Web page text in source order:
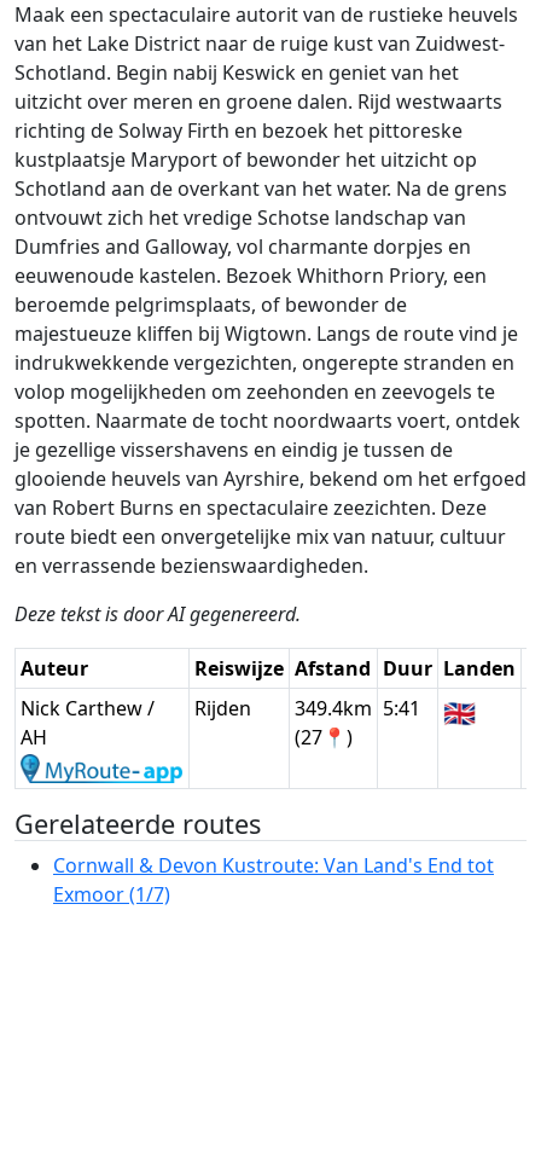
Maak een spectaculaire autorit van de rustieke heuvels
van het Lake District naar de ruige kust van Zuidwest-
Schotland. Begin nabij Keswick en geniet van het
uitzicht over meren en groene dalen. Rijd westwaarts
richting de Solway Firth en bezoek het pittoreske
kustplaatsje Maryport of bewonder het uitzicht op
Schotland aan de overkant van het water. Na de grens
ontvouwt zich het vredige Schotse landschap van
Dumfries and Galloway, vol charmante dorpjes en
eeuwenoude kastelen. Bezoek Whithorn Priory, een
beroemde pelgrimsplaats, of bewonder de
majestueuze kliffen bij Wigtown. Langs de route vind je
indrukwekkende vergezichten, ongerepte stranden en
volop mogelijkheden om zeehonden en zeevogels te
spotten. Naarmate de tocht noordwaarts voert, ontdek
je gezellige vissershavens en eindig je tussen de
glooiende heuvels van Ayrshire, bekend om het erfgoed
van Robert Burns en spectaculaire zeezichten. Deze
route biedt een onvergetelijke mix van natuur, cultuur
en verrassende bezienswaardigheden.
Deze tekst is door AI gegenereerd.
Auteur Reiswijze Afstand Duur Landen
Nick Carthew /
AH
Rijden
349.4km
(27📍)
5:41 🇬🇧
Gerelateerde routes
Cornwall & Devon Kustroute: Van Land's End tot
Exmoor (1/7)